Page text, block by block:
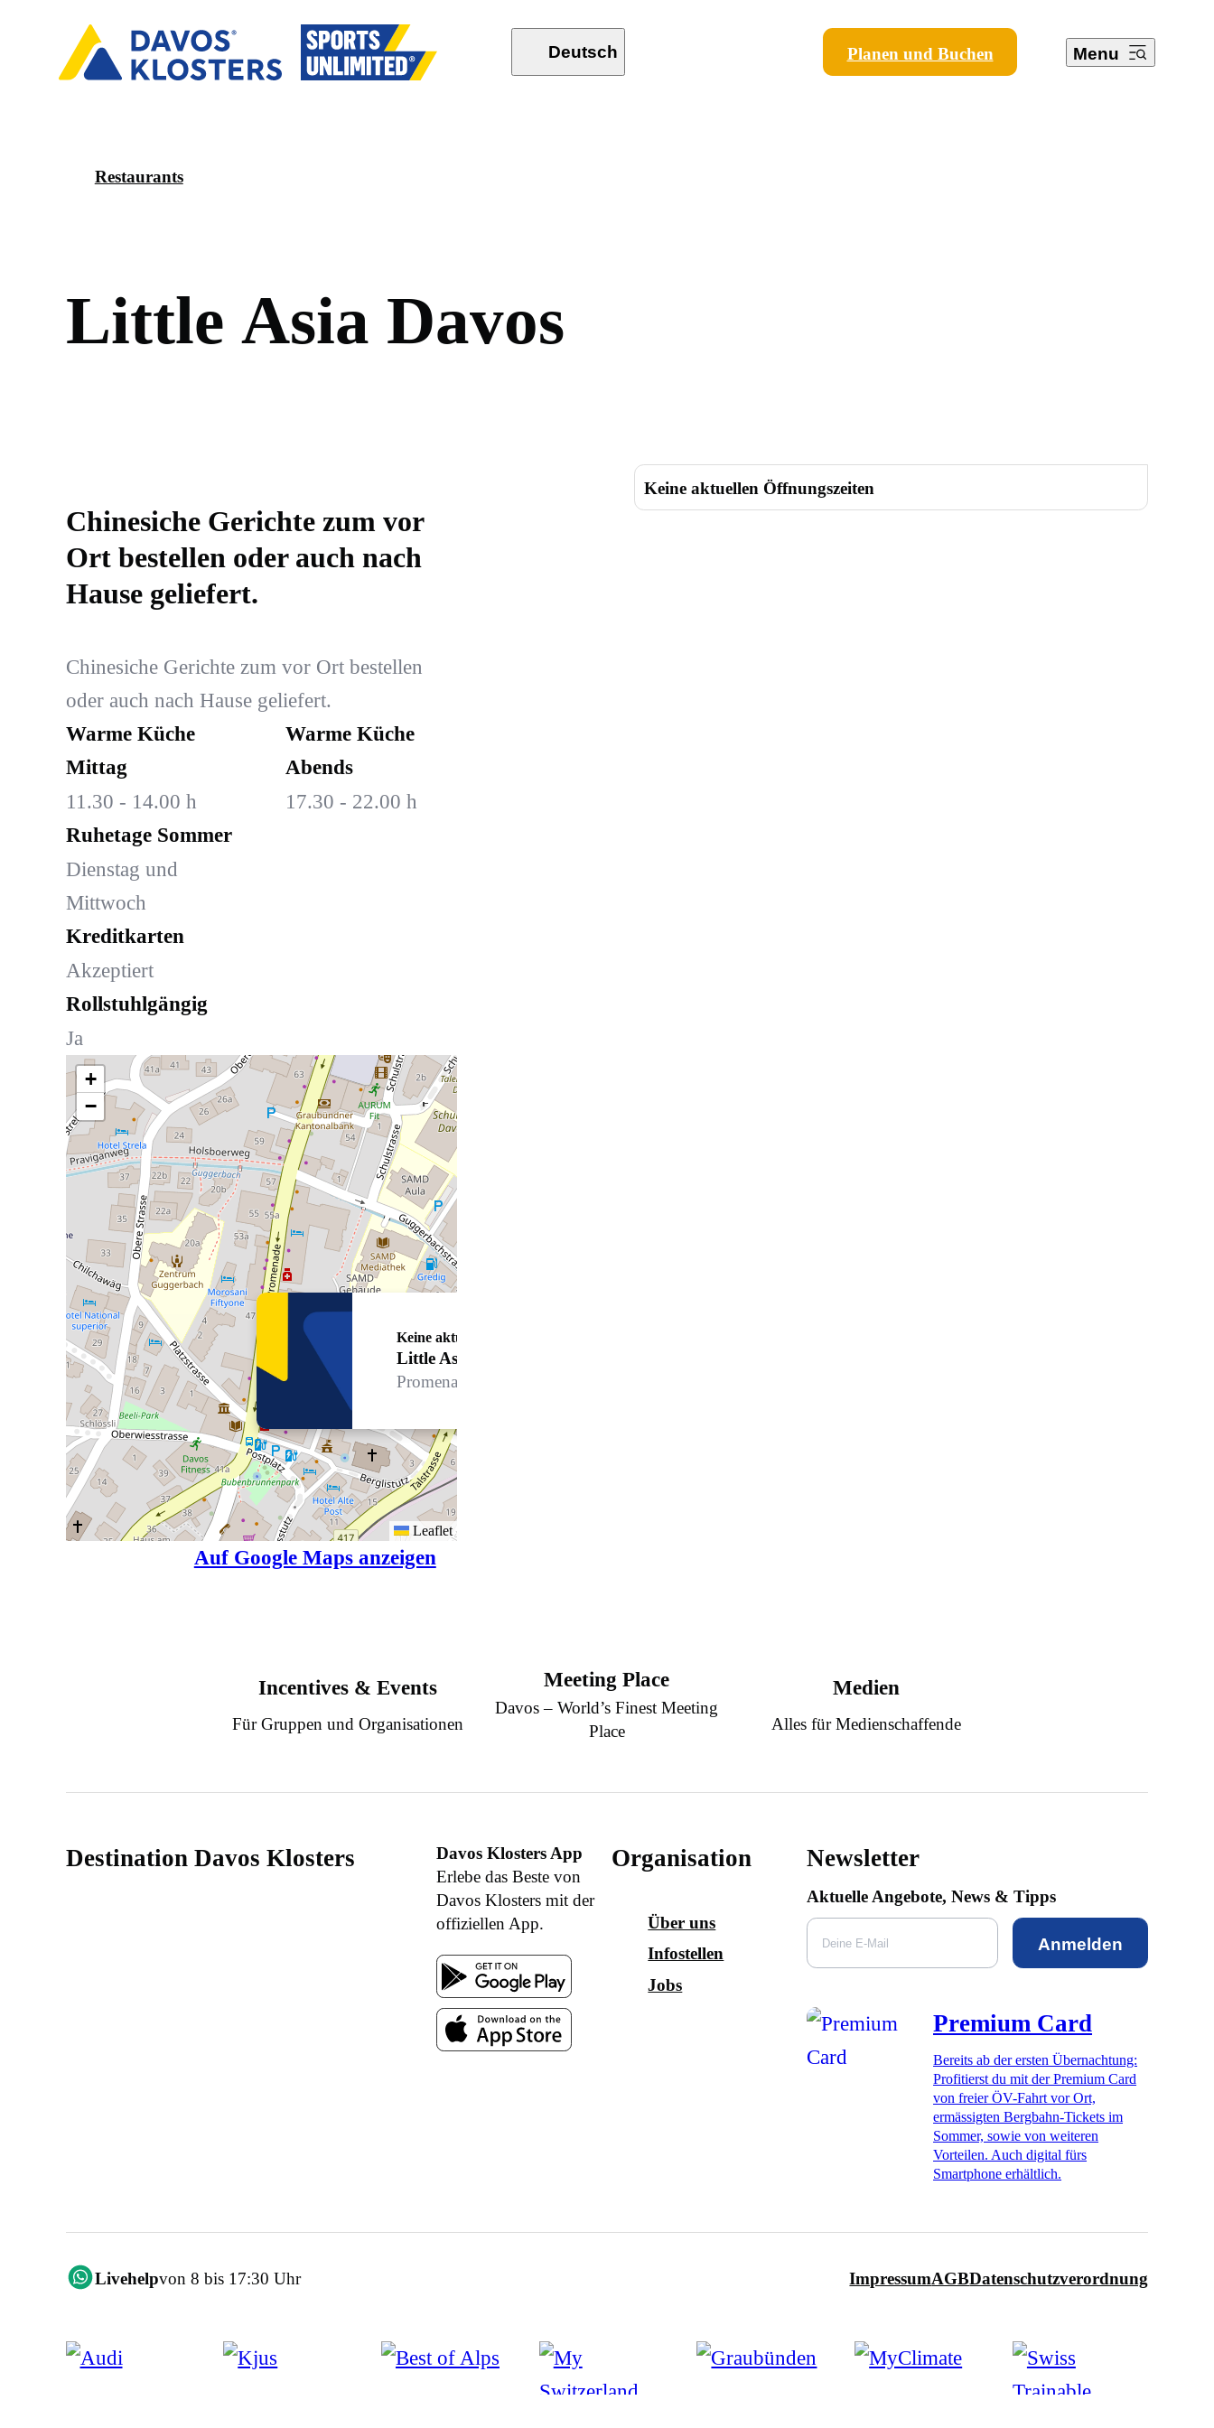
Deutsch Planen und Buchen Menu
Restaurants
Little Asia Davos
Chinesiche Gerichte zum vor
Ort bestellen oder auch nach
Hause geliefert.
Chinesiche Gerichte zum vor Ort bestellen
oder auch nach Hause geliefert.
Warme Küche
Mittag
11.30 - 14.00 h
Warme Küche
Abends
17.30 - 22.00 h
Ruhetage Sommer
Dienstag und
Mittwoch
Kreditkarten
Akzeptiert
Rollstuhlgängig
Ja
Keine aktuellen Öffnungszeiten
Little Asia Davos
Promenade 49, 7270 Davos Platz
+
−
Leaflet
Auf Google Maps anzeigen
Keine aktuellen Öffnungszeiten
Incentives & Events
Für Gruppen und Organisationen
Meeting Place
Davos – World’s Finest Meeting
Place
Medien
Alles für Medienschaffende
Destination Davos Klosters
Davos Klosters App
Erlebe das Beste von
Davos Klosters mit der
offiziellen App.
Organisation
Über uns
Infostellen
Jobs
Newsletter
Aktuelle Angebote, News & Tipps
Anmelden
Premium Card
Bereits ab der ersten Übernachtung:
Profitierst du mit der Premium Card
von freier ÖV-Fahrt vor Ort,
ermässigten Bergbahn-Tickets im
Sommer, sowie von weiteren
Vorteilen. Auch digital fürs
Smartphone erhältlich.
Livehelpvon 8 bis 17:30 Uhr ImpressumAGBDatenschutzverordnung